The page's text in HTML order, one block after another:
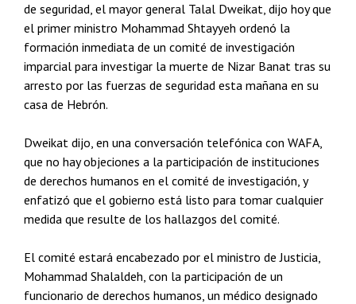
de seguridad, el mayor general Talal Dweikat, dijo hoy que
el primer ministro Mohammad Shtayyeh ordenó la
formación inmediata de un comité de investigación
imparcial para investigar la muerte de Nizar Banat tras su
arresto por las fuerzas de seguridad esta mañana en su
casa de Hebrón.
Dweikat dijo, en una conversación telefónica con WAFA,
que no hay objeciones a la participación de instituciones
de derechos humanos en el comité de investigación, y
enfatizó que el gobierno está listo para tomar cualquier
medida que resulte de los hallazgos del comité.
El comité estará encabezado por el ministro de Justicia,
Mohammad Shalaldeh, con la participación de un
funcionario de derechos humanos, un médico designado